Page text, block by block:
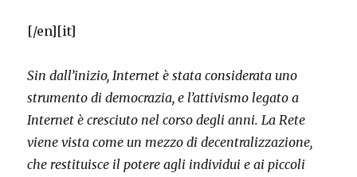
[/en][it]
Sin dall’inizio, Internet è stata considerata uno
strumento di democrazia, e l’attivismo legato a
Internet è cresciuto nel corso degli anni. La Rete
viene vista come un mezzo di decentralizzazione,
che restituisce il potere agli individui e ai piccoli